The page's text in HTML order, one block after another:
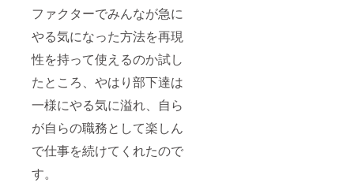
ファクターでみんなが急に
やる気になった方法を再現
性を持って使えるのか試し
たところ、やはり部下達は
一様にやる気に溢れ、自ら
が自らの職務として楽しん
で仕事を続けてくれたので
す。